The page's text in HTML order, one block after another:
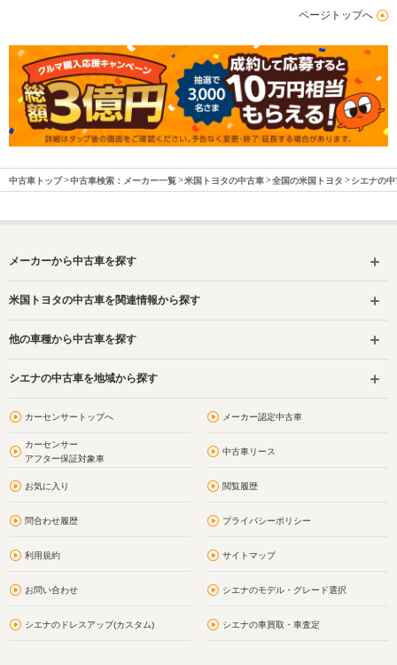
ページトップへ
中古車トップ 中古車検索：メーカー一覧 米国トヨタの中古車 全国の米国トヨタ シエナの中
メーカーから中古車を探す
米国トヨタの中古車を関連情報から探す
他の車種から中古車を探す
シエナの中古車を地域から探す
カーセンサートップへ メーカー認定中古車
カーセンサー
アフター保証対象車
中古車リース
お気に入り 閲覧履歴
問合わせ履歴 プライバシーポリシー
利用規約 サイトマップ
お問い合わせ シエナのモデル・グレード選択
シエナのドレスアップ(カスタム) シエナの車買取・車査定